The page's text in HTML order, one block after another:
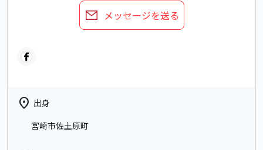
メッセージを送る
location_on 出身
宮崎市佐土原町